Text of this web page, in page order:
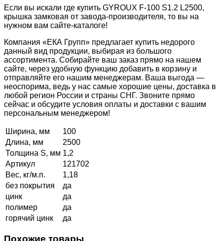
Если вы искали где купить GYROUX F-100 S1.2 L2500,
крышка замковая от завода-производителя, то вы на
нужном вам сайте-каталоге!
Компания «ЕКА Групп» предлагает купить недорого
данный вид продукции, выбирая из большого
ассортимента. Собирайте ваш заказ прямо на нашем
сайте, через удобную функцию добавить в корзину и
отправляйте его нашим менеджерам. Ваша выгода —
неоспорима, ведь у нас самые хорошие цены, доставка в
любой регион России и страны СНГ. Звоните прямо
сейчас и обсудите условия оплаты и доставки с вашим
персональным менеджером!
Ширина, мм
100
Длина, мм
2500
Толщина S, мм 1,2
Артикул
121702
Вес, кг/м.п.
1,18
без покрытия
да
цинк
да
полимер
да
горячий цинк
да
Похожие товары